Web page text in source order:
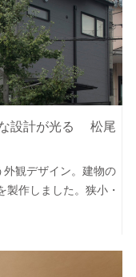
な設計が光る 松尾
観デザイン。建物の
製作しました。狭小・